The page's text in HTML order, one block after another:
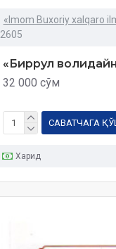
«Imom Buxoriy xalqaro
2605
«Биррул
32 000 сўм
САВАТЧАГА
Харид